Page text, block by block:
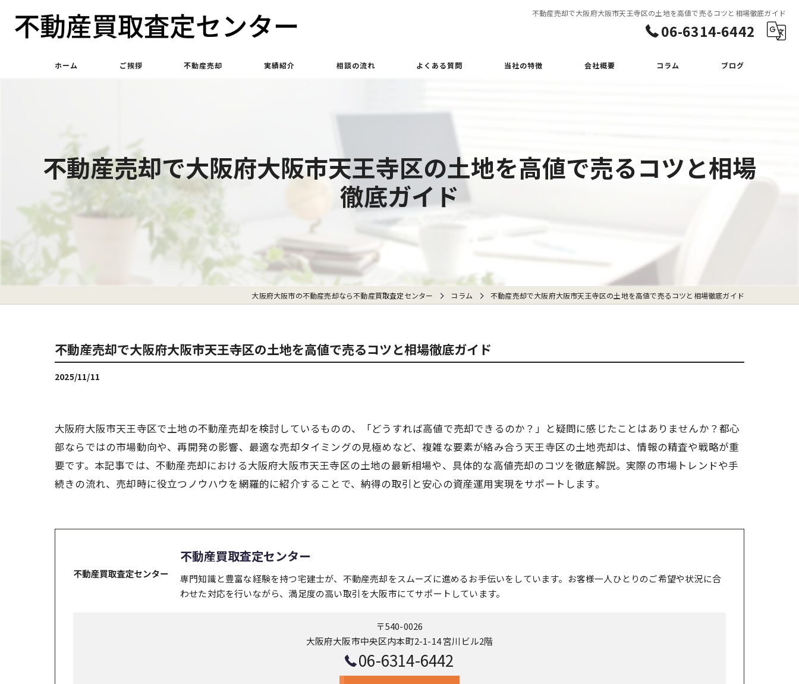
不動産売却で大阪府大阪市天王寺区の土地を高値で売るコツと相場徹底ガイド
06-6314-6442
ホーム ご挨拶 不動産売却 実績紹介 相談の流れ よくある質問 当社の特徴
土地
会社概要 コラム ブログ
不動産売却で大阪府大阪市天王寺区の土地を高値で売るコツと相場
徹底ガイド
大阪府大阪市の不動産売却なら不動産買取査定センター コラム 不動産売却で大阪府大阪市天王寺区の土地を高値で売るコツと相場徹底ガイド
不動産売却で大阪府大阪市天王寺区の土地を高値で売るコツと相場徹底ガイド
2025/11/11
大阪府大阪市天王寺区で土地の不動産売却を検討しているものの、「どうすれば高値で売却できるのか？」と疑問に感じたことはありませんか？都心
部ならではの市場動向や、再開発の影響、最適な売却タイミングの見極めなど、複雑な要素が絡み合う天王寺区の土地売却は、情報の精査や戦略が重
要です。本記事では、不動産売却における大阪府大阪市天王寺区の土地の最新相場や、具体的な高値売却のコツを徹底解説。実際の市場トレンドや手
続きの流れ、売却時に役立つノウハウを網羅的に紹介することで、納得の取引と安心の資産運用実現をサポートします。
不動産買取査定センター
専門知識と豊富な経験を持つ宅建士が、不動産売却をスムーズに進めるお手伝いをしています。お客様一人ひとりのご希望や状況に合
わせた対応を行いながら、満足度の高い取引を大阪市にてサポートしています。
〒540-0026
大阪府大阪市中央区内本町2-1-14 宮川ビル2階
06-6314-6442